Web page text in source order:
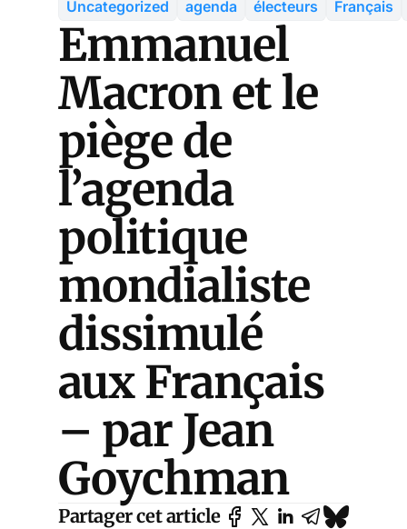
Uncategorized agenda électeurs Français
Emmanuel
Macron et le
piège de
l’agenda
politique
mondialiste
dissimulé
aux Français
– par Jean
Goychman
Partager cet article